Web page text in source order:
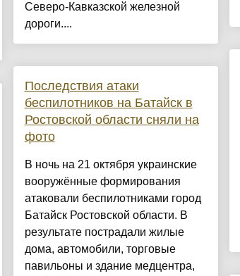
Северо-Кавказской железной
дороги....
Последствия атаки
беспилотников на Батайск в
Ростовской области сняли на
фото
В ночь на 21 октября украинские
вооружённые формирования
атаковали беспилотниками город
Батайск Ростовской области. В
результате пострадали жилые
дома, автомобили, торговые
павильоны и здание медцентра,